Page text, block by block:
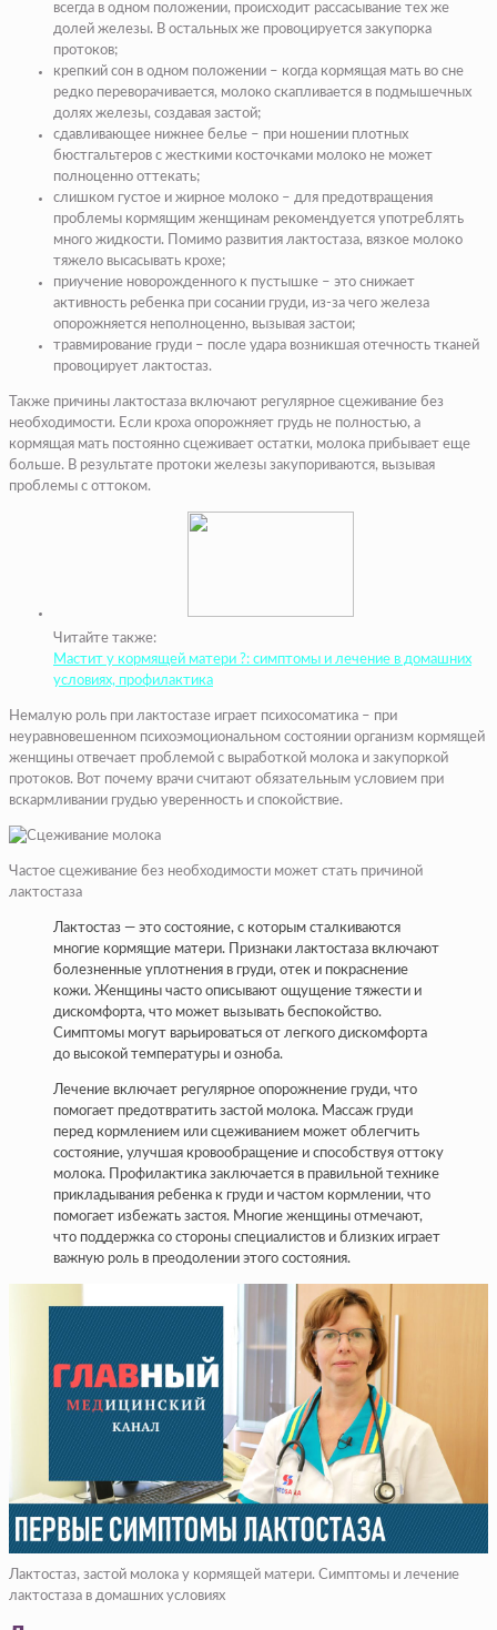
всегда в одном положении, происходит рассасывание тех же
долей железы. В остальных же провоцируется закупорка
протоков;
крепкий сон в одном положении – когда кормящая мать во сне
редко переворачивается, молоко скапливается в подмышечных
долях железы, создавая застой;
сдавливающее нижнее белье – при ношении плотных
бюстгальтеров с жесткими косточками молоко не может
полноценно оттекать;
слишком густое и жирное молоко – для предотвращения
проблемы кормящим женщинам рекомендуется употреблять
много жидкости. Помимо развития лактостаза, вязкое молоко
тяжело высасывать крохе;
приучение новорожденного к пустышке – это снижает
активность ребенка при сосании груди, из-за чего железа
опорожняется неполноценно, вызывая застои;
травмирование груди – после удара возникшая отечность тканей
провоцирует лактостаз.
Также причины лактостаза включают регулярное сцеживание без
необходимости. Если кроха опорожняет грудь не полностью, а
кормящая мать постоянно сцеживает остатки, молока прибывает еще
больше. В результате протоки железы закупориваются, вызывая
проблемы с оттоком.
Читайте также:
Мастит у кормящей матери ?: симптомы и лечение в домашних
условиях, профилактика
Немалую роль при лактостазе играет психосоматика – при
неуравновешенном психоэмоциональном состоянии организм кормящей
женщины отвечает проблемой с выработкой молока и закупоркой
протоков. Вот почему врачи считают обязательным условием при
вскармливании грудью уверенность и спокойствие.
Частое сцеживание без необходимости может стать причиной
лактостаза
Лактостаз — это состояние, с которым сталкиваются
многие кормящие матери. Признаки лактостаза включают
болезненные уплотнения в груди, отек и покраснение
кожи. Женщины часто описывают ощущение тяжести и
дискомфорта, что может вызывать беспокойство.
Симптомы могут варьироваться от легкого дискомфорта
до высокой температуры и озноба.
Лечение включает регулярное опорожнение груди, что
помогает предотвратить застой молока. Массаж груди
перед кормлением или сцеживанием может облегчить
состояние, улучшая кровообращение и способствуя оттоку
молока. Профилактика заключается в правильной технике
прикладывания ребенка к груди и частом кормлении, что
помогает избежать застоя. Многие женщины отмечают,
что поддержка со стороны специалистов и близких играет
важную роль в преодолении этого состояния.
Лактостаз, застой молока у кормящей матери. Симптомы и лечение
лактостаза в домашних условиях